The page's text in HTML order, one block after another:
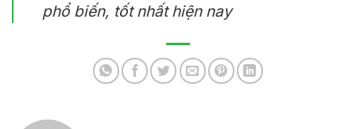
phổ biến, tốt nhất hiện nay